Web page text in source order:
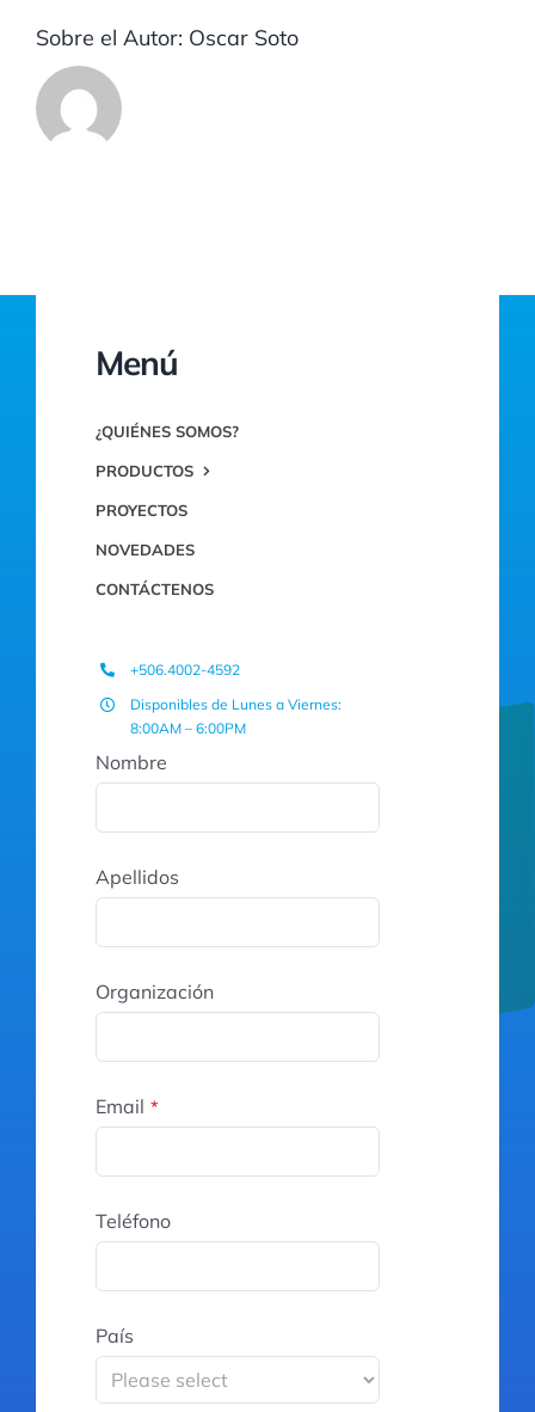
Sobre el Autor: Oscar Soto
Menú
¿QUIÉNES SOMOS?
PRODUCTOS
PROYECTOS
NOVEDADES
CONTÁCTENOS
+506.4002-4592
Disponibles de Lunes a Viernes:
8:00AM – 6:00PM
Nombre
Apellidos
Organización
Email *
Teléfono
País